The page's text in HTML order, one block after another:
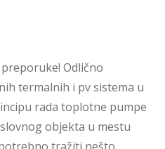
Odlično
termalnih i pv sistema u
rada toplotne pumpe
objekta u mestu
tražiti nešto